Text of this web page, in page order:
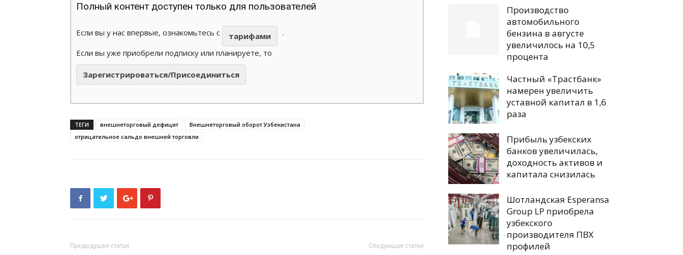
Полный контент доступен только для пользователей
Если вы у нас впервые, ознакомьтесь с тарифами
.
Если вы уже приобрели подписку или планируете, то
Зарегистрироваться/Присоединиться
ТЕГИ внешнеторговый дефицит
Внешнеторговый оборот Узбекистана
отрицательное сальдо внешней торговли
Предыдущая статья Следующая статья
Производство
автомобильного
бензина в августе
увеличилось на 10,5
процента
Частный «Трастбанк»
намерен увеличить
уставной капитал в 1,6
раза
Прибыль узбекских
банков увеличилась,
доходность активов и
капитала снизилась
Шотландская Esperansa
Group LP приобрела
узбекского
производителя ПВХ
профилей